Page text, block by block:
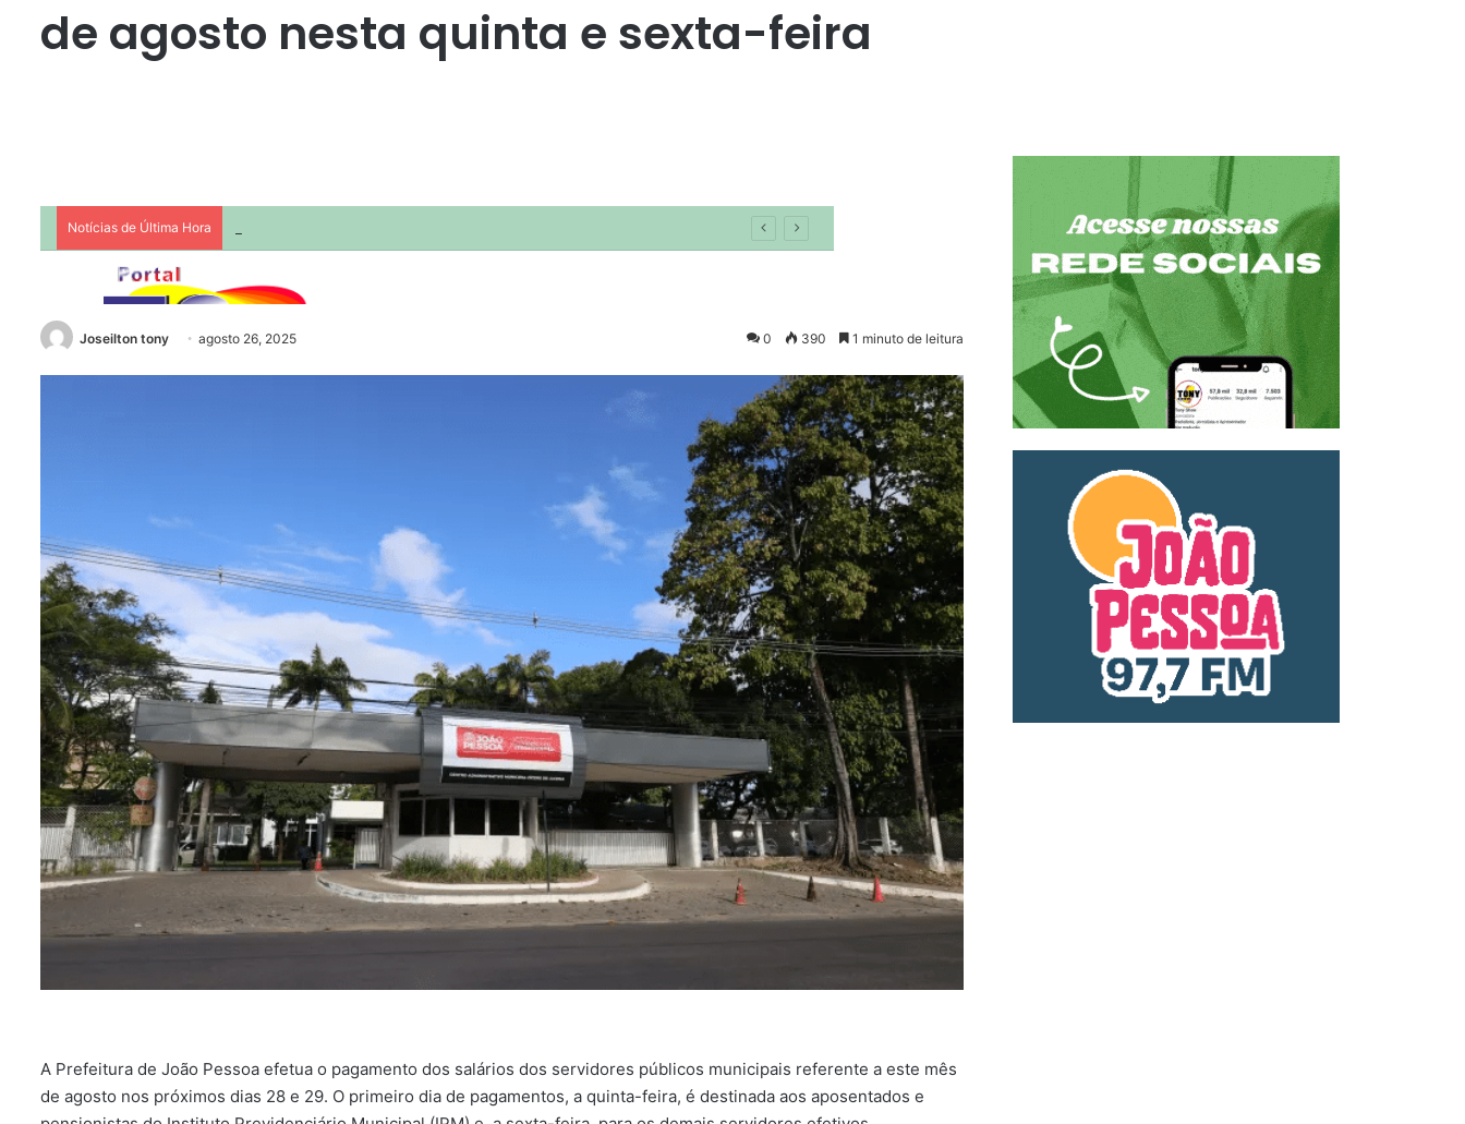
de agosto nesta quinta e sexta-feira
Joseilton tony agosto 26, 2025 0 390 1 minuto de leitura
A Prefeitura de João Pessoa efetua o pagamento dos salários dos servidores públicos municipais referente a este mês
de agosto nos próximos dias 28 e 29. O primeiro dia de pagamentos, a quinta-feira, é destinada aos aposentados e